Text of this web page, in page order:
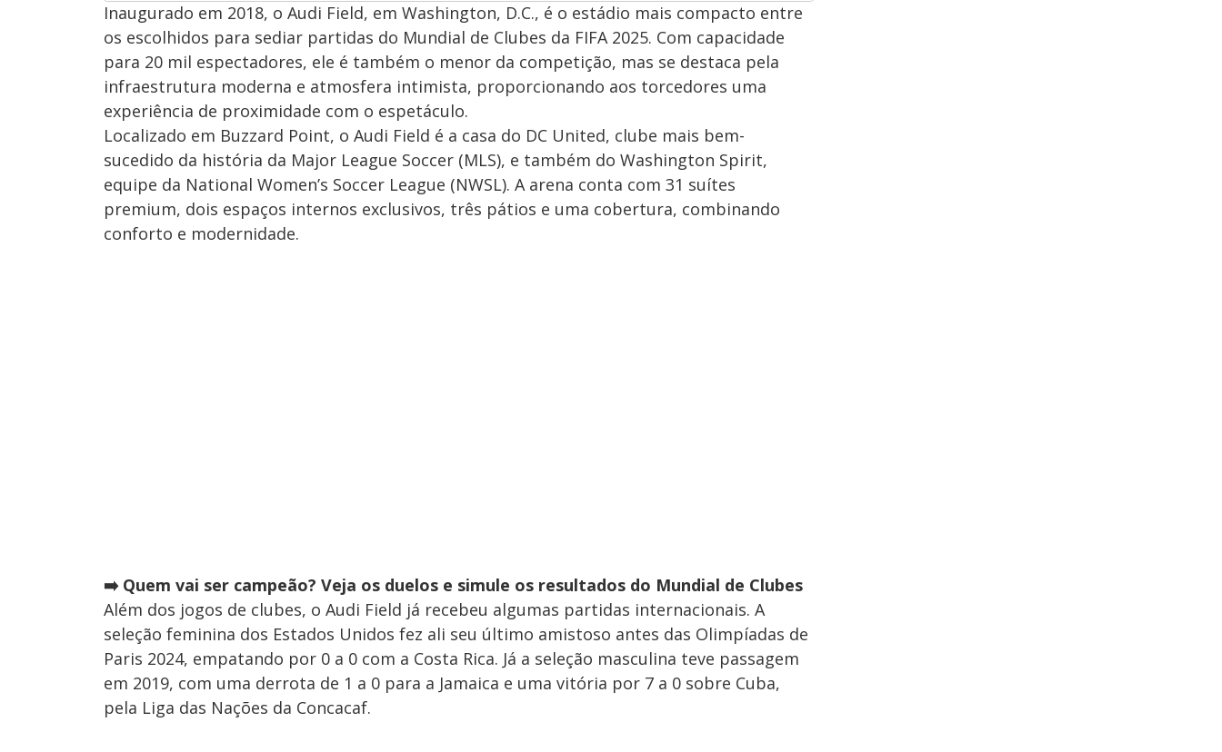
Inaugurado em 2018, o Audi Field, em Washington, D.C., é o estádio mais compacto entre
os escolhidos para sediar partidas do Mundial de Clubes da FIFA 2025. Com capacidade
para 20 mil espectadores, ele é também o menor da competição, mas se destaca pela
infraestrutura moderna e atmosfera intimista, proporcionando aos torcedores uma
experiência de proximidade com o espetáculo.
Localizado em Buzzard Point, o Audi Field é a casa do DC United, clube mais bem-
sucedido da história da Major League Soccer (MLS), e também do Washington Spirit,
equipe da National Women’s Soccer League (NWSL). A arena conta com 31 suítes
premium, dois espaços internos exclusivos, três pátios e uma cobertura, combinando
conforto e modernidade.
➡️ Quem vai ser campeão? Veja os duelos e simule os resultados do Mundial de Clubes
Além dos jogos de clubes, o Audi Field já recebeu algumas partidas internacionais. A
seleção feminina dos Estados Unidos fez ali seu último amistoso antes das Olimpíadas de
Paris 2024, empatando por 0 a 0 com a Costa Rica. Já a seleção masculina teve passagem
em 2019, com uma derrota de 1 a 0 para a Jamaica e uma vitória por 7 a 0 sobre Cuba,
pela Liga das Nações da Concacaf.